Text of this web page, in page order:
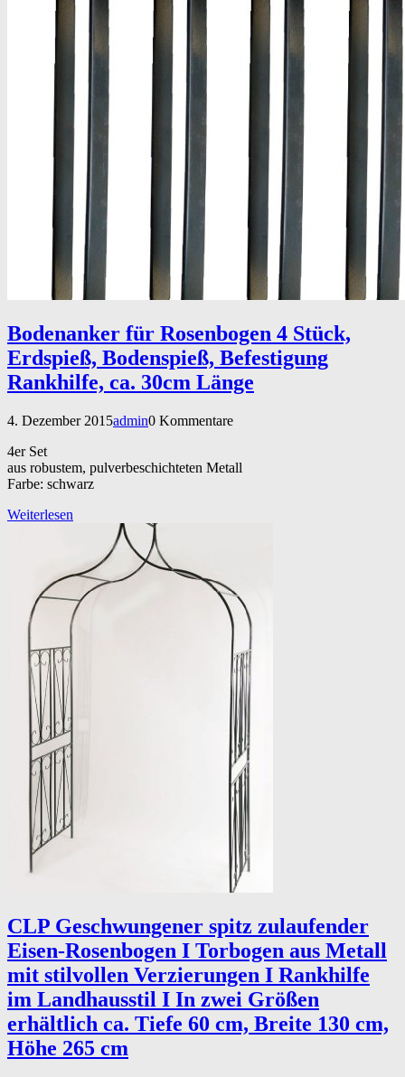
Bodenanker für Rosenbogen 4 Stück,
Erdspieß, Bodenspieß, Befestigung
Rankhilfe, ca. 30cm Länge
4. Dezember 2015admin0 Kommentare
4er Set
aus robustem, pulverbeschichteten Metall
Farbe: schwarz
Weiterlesen
CLP Geschwungener spitz zulaufender
Eisen-Rosenbogen I Torbogen aus Metall
mit stilvollen Verzierungen I Rankhilfe
im Landhausstil I In zwei Größen
erhältlich ca. Tiefe 60 cm, Breite 130 cm,
Höhe 265 cm